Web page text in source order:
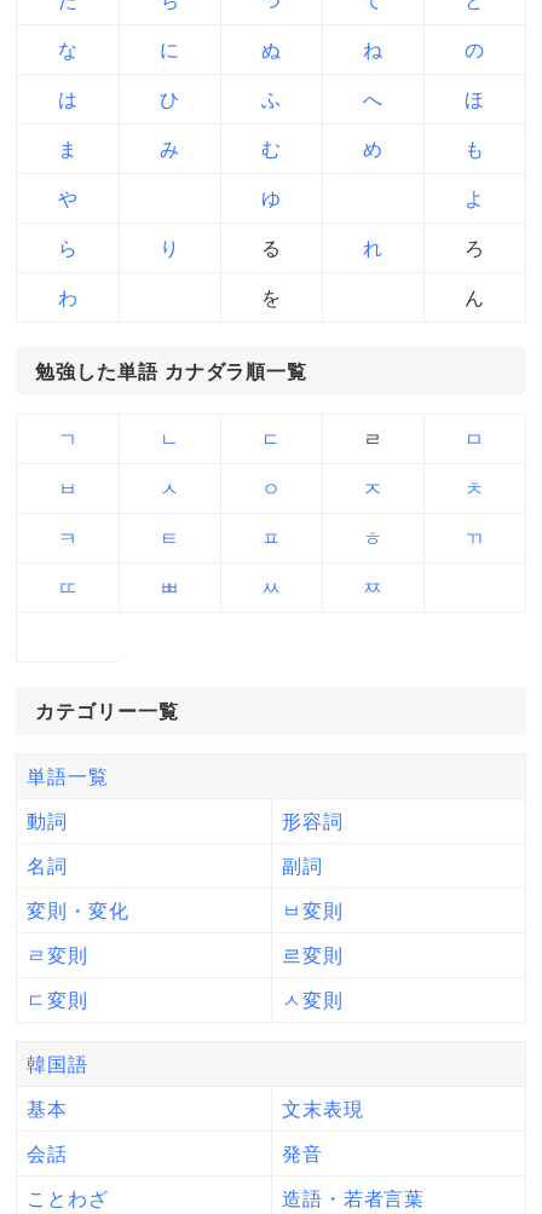
な に ぬ ね の
は ひ ふ へ ほ
ま み む め も
や ゆ よ
ら り る れ ろ
わ を ん
勉強した単語 カナダラ順一覧
ㄱ ㄴ ㄷ ㄹ ㅁ
ㅂ ㅅ ㅇ ㅈ ㅊ
ㅋ ㅌ ㅍ ㅎ ㄲ
ㄸ ㅃ ㅆ ㅉ
カテゴリー一覧
単語一覧
動詞 形容詞
名詞 副詞
変則・変化 ㅂ変則
ㄹ変則 르変則
ㄷ変則 ㅅ変則
韓国語
基本 文末表現
会話 発音
ことわざ 造語・若者言葉